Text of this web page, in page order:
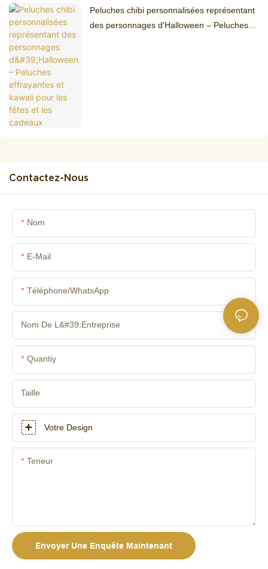
Peluches chibi personnalisées représentant
des personnages d'Halloween – Peluches
Contactez-Nous
Nom
E-Mail
Téléphone/WhatsApp
Nom De L&#39;entreprise
Quantiy
Taille
Votre Design
Teneur
Envoyer Une Enquête Maintenant